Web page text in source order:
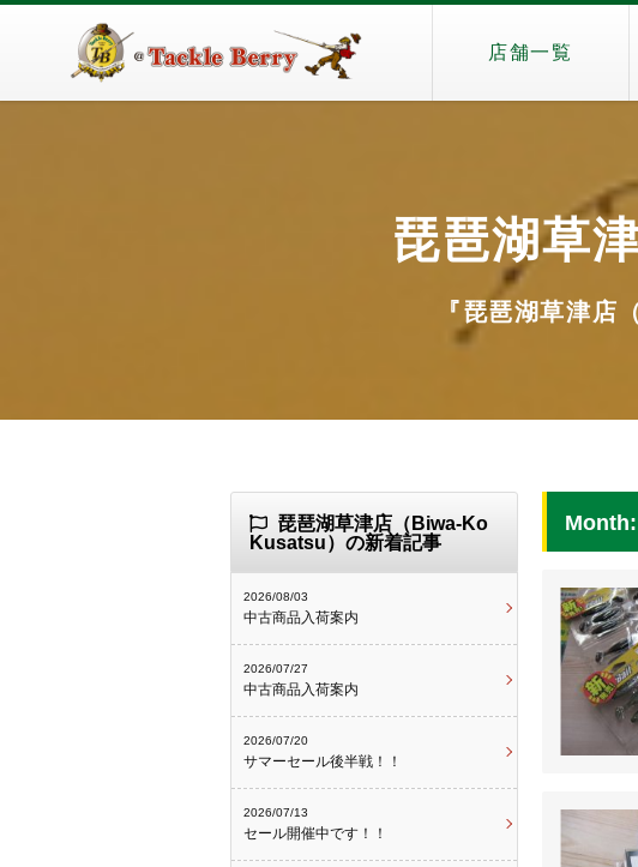
店舗一覧
琵琶湖草
『琵琶湖草津
Month:
琵琶湖草津店（Biwa-Ko
Kusatsu）の新着記事
2026/08/03
中古商品入荷案内
2026/07/27
中古商品入荷案内
2026/07/20
サマーセール後半戦！！
2026/07/13
セール開催中です！！